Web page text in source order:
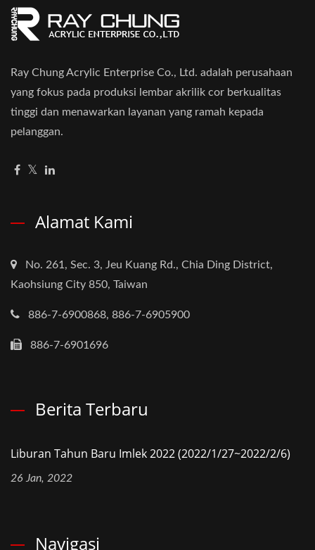
Ray Chung Acrylic Enterprise Co., Ltd. adalah perusahaan
yang fokus pada produksi lembar akrilik cor berkualitas
tinggi dan menawarkan layanan yang ramah kepada
pelanggan.
Alamat Kami
No. 261, Sec. 3, Jeu Kuang Rd., Chia Ding District,
Kaohsiung City 850, Taiwan
886-7-6900868, 886-7-6905900
886-7-6901696
Berita Terbaru
Liburan Tahun Baru Imlek 2022 (2022/1/27~2022/2/6)
26 Jan, 2022
Navigasi